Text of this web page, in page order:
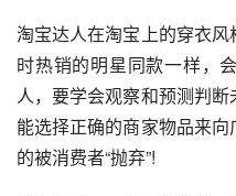
淘宝达人在淘宝上的穿衣
时热销的明星同款一样，
人，要学会观察和预测判
能选择正确的商家物品来
的被消费者“抛弃”!